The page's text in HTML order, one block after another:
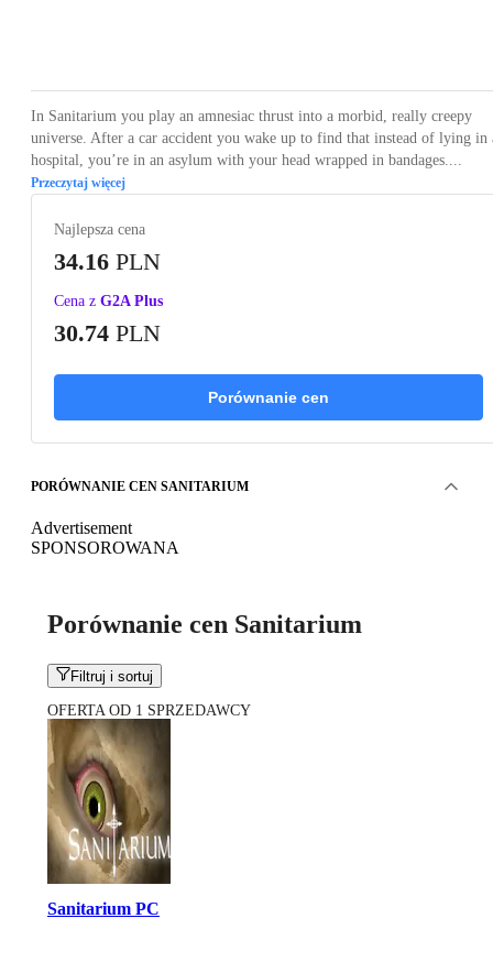
In Sanitarium you play an amnesiac thrust into a morbid, really creepy
universe. After a car accident you wake up to find that instead of lying in
hospital, you’re in an asylum with your head wrapped in bandages....
Przeczytaj więcej
Najlepsza cena
34.16 PLN
Cena z G2A Plus
30.74 PLN
Porównanie cen
PORÓWNANIE CEN SANITARIUM
Advertisement
SPONSOROWANA
Porównanie cen Sanitarium
Filtruj i sortuj
OFERTA OD 1 SPRZEDAWCY
Sanitarium PC